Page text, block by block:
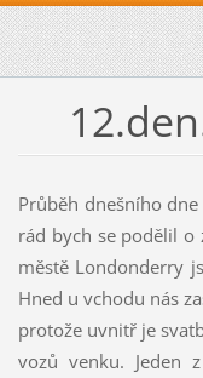
Průběh dnešního
rád bych se podělil o
městě Londonderry
Hned u vchodu nás
protože uvnitř je
vozů venku. Jeden